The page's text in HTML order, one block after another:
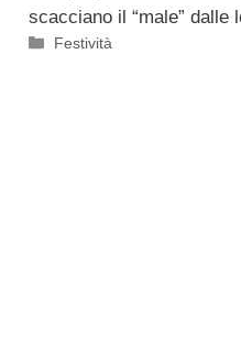
scacciano il “male” dalle
Categorie
Festività